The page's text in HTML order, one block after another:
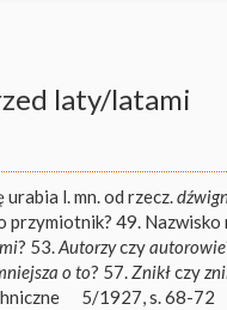
laty/latami
urabia l. mn. od rzecz.
przymiotnik? 49. Nazwisko
? 53.Autorzyczyautorowie
o to? 57.Znikłczy
5/1927, s. 68-72